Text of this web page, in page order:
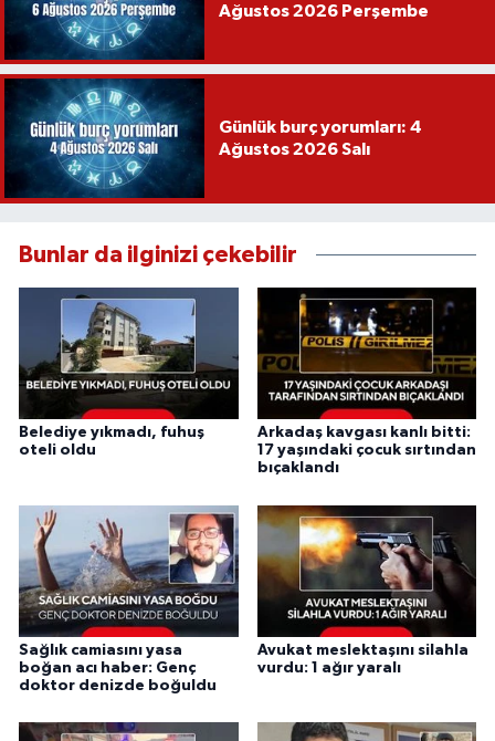
Ağustos 2026 Perşembe
Günlük burç yorumları: 4
Ağustos 2026 Salı
Bunlar da ilginizi çekebilir
Belediye yıkmadı, fuhuş
oteli oldu
Arkadaş kavgası kanlı bitti:
17 yaşındaki çocuk sırtından
bıçaklandı
Sağlık camiasını yasa
boğan acı haber: Genç
doktor denizde boğuldu
Avukat meslektaşını silahla
vurdu: 1 ağır yaralı